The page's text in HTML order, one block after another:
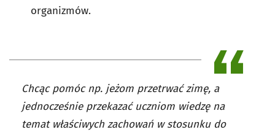
organizmów.
Chcąc pomóc np. jeżom przetrwać zimę, a
jednocześnie przekazać uczniom wiedzę na
temat właściwych zachowań w stosunku do